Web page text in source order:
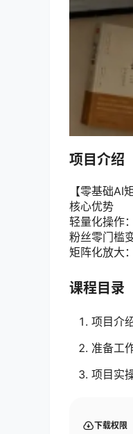
项目介绍
【零基础
核心优势
轻量化操作
粉丝零门槛
矩阵化放大
课程目录
项目介
准备工
项目实
下载权限